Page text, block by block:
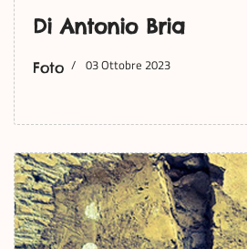
Di Antonio Bria
Foto 03 Ottobre 2023